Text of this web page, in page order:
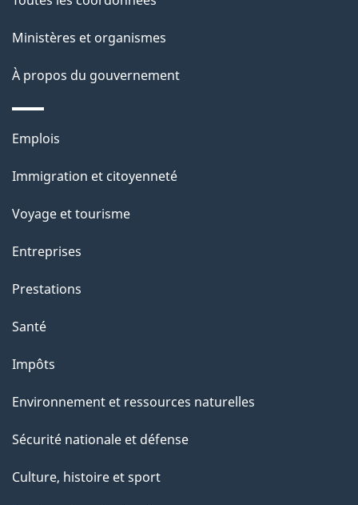
s
d
e
l
a
p
a
g
e
ce
site
Ministères et organismes
À propos du gouvernement
Thèmes
sujets
Emplois
Immigration et citoyenneté
Voyage et tourisme
Entreprises
Prestations
Santé
Impôts
Environnement et ressources naturelles
Sécurité nationale et défense
Culture, histoire et sport